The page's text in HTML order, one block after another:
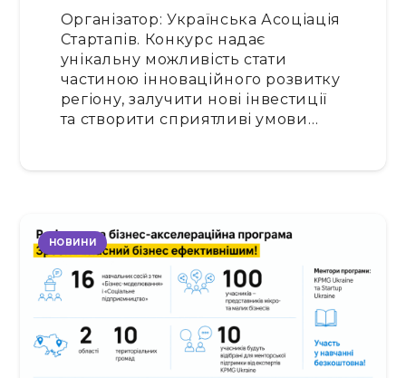
Організатор: Українська Асоціація
Стартапів. Конкурс надає
унікальну можливість стати
частиною інноваційного розвитку
регіону, залучити нові інвестиції
та створити сприятливі умови…
НОВИНИ